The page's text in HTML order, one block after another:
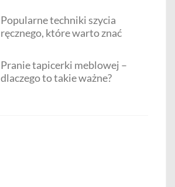
Popularne techniki szycia
ręcznego, które warto znać
Pranie tapicerki meblowej –
dlaczego to takie ważne?